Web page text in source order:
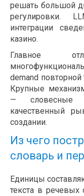
решать большой
регулировки.
интеграции
казино.
Главное
demand
Крупные
— словесные
качественный
создании.
Из чего
словарь и
Единицы
текста в речевых